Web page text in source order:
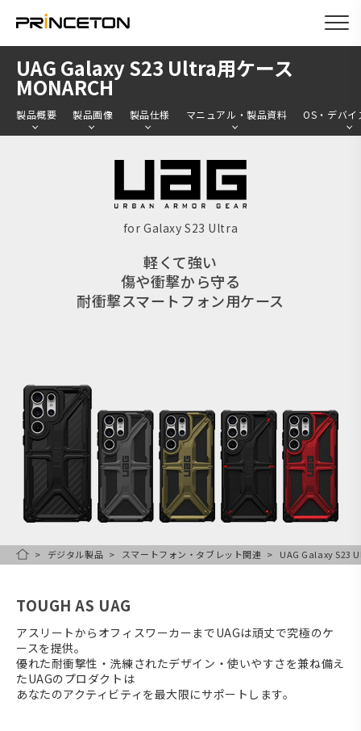
UAG Galaxy S23 Ultra用ケース
MONARCH
製品概要 製品画像 製品仕様 マニュアル・製品資料 OS・デバイ
for Galaxy S23 Ultra
軽くて強い
傷や衝撃から守る
耐衝撃スマートフォン用ケース
HOMEデジタル製品 スマートフォン・タブレット関連 UAG Galaxy S23
TOUGH AS UAG
アスリートからオフィスワーカーまでUAGは頑丈で究極のケ
ースを提供。
優れた耐衝撃性・洗練されたデザイン・使いやすさを兼ね備え
たUAGのプロダクトは
あなたのアクティビティを最大限にサポートします。